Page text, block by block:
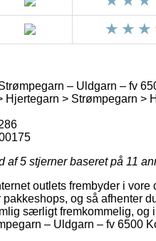
– Uldgarn – fv
Hjertegarn > Strømpegarn >
af 5 stjerner baseret på 11
outlets frembyder i
pakkeshops, og så afhenter
særligt fremkommelig,
– Uldgarn – fv 6500